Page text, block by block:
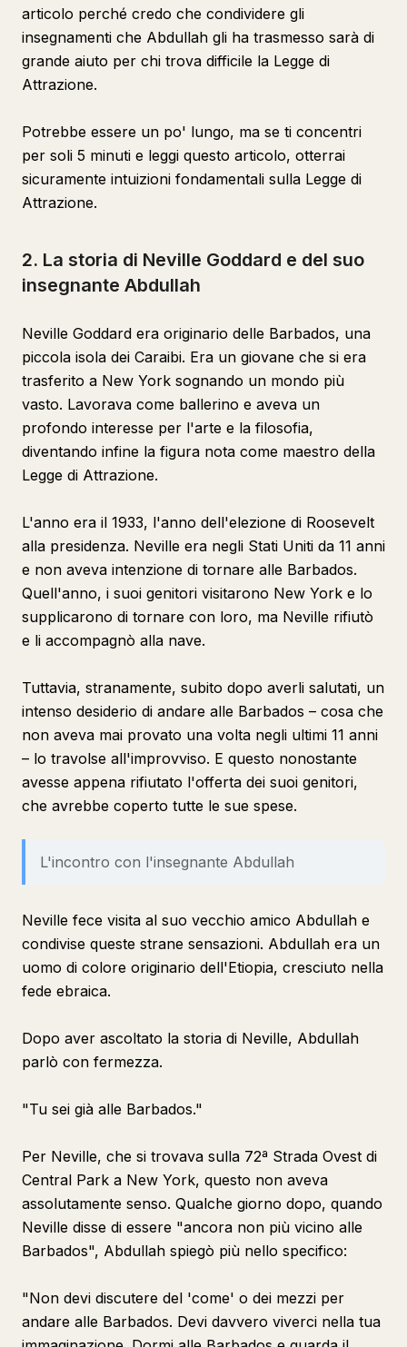
articolo perché credo che condividere gli
insegnamenti che Abdullah gli ha trasmesso sarà di
grande aiuto per chi trova difficile la Legge di
Attrazione.
Potrebbe essere un po' lungo, ma se ti concentri
per soli 5 minuti e leggi questo articolo, otterrai
sicuramente intuizioni fondamentali sulla Legge di
Attrazione.
2. La storia di Neville Goddard e del suo
insegnante Abdullah
Neville Goddard era originario delle Barbados, una
piccola isola dei Caraibi. Era un giovane che si era
trasferito a New York sognando un mondo più
vasto. Lavorava come ballerino e aveva un
profondo interesse per l'arte e la filosofia,
diventando infine la figura nota come maestro della
Legge di Attrazione.
L'anno era il 1933, l'anno dell'elezione di Roosevelt
alla presidenza. Neville era negli Stati Uniti da 11 anni
e non aveva intenzione di tornare alle Barbados.
Quell'anno, i suoi genitori visitarono New York e lo
supplicarono di tornare con loro, ma Neville rifiutò
e li accompagnò alla nave.
Tuttavia, stranamente, subito dopo averli salutati, un
intenso desiderio di andare alle Barbados – cosa che
non aveva mai provato una volta negli ultimi 11 anni
– lo travolse all'improvviso. E questo nonostante
avesse appena rifiutato l'offerta dei suoi genitori,
che avrebbe coperto tutte le sue spese.
L'incontro con l'insegnante Abdullah
Neville fece visita al suo vecchio amico Abdullah e
condivise queste strane sensazioni. Abdullah era un
uomo di colore originario dell'Etiopia, cresciuto nella
fede ebraica.
Dopo aver ascoltato la storia di Neville, Abdullah
parlò con fermezza.
"Tu sei già alle Barbados."
Per Neville, che si trovava sulla 72ª Strada Ovest di
Central Park a New York, questo non aveva
assolutamente senso. Qualche giorno dopo, quando
Neville disse di essere "ancora non più vicino alle
Barbados", Abdullah spiegò più nello specifico:
"Non devi discutere del 'come' o dei mezzi per
andare alle Barbados. Devi davvero viverci nella tua